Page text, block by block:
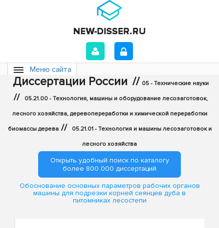
Меню сайта
Диссертации России // 05 - Технические науки
// 05.21.00 - Технология, машины и оборудование лесозаготовок,
лесного хозяйства, деревопереработки и химической переработки
биомассы дерева // 05.21.01 - Технология и машины лесозаготовок и
лесного хозяйства
Открыть удобный поиск по каталогу
более 800 000 диссертаций
Обоснование основных параметров рабочих органов
машины для подрезки корней сеянцев дуба в
питомниках лесостепи